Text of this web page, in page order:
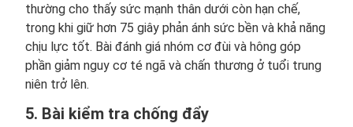
thường cho thấy sức mạnh thân dưới còn hạn chế,
trong khi giữ hơn 75 giây phản ánh sức bền và khả năng
chịu lực tốt. Bài đánh giá nhóm cơ đùi và hông góp
phần giảm nguy cơ té ngã và chấn thương ở tuổi trung
niên trở lên.
5. Bài kiểm tra chống đẩy